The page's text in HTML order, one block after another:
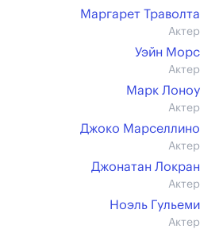
Маргарет Траволта
Актер
Уэйн Морс
Актер
Марк Лоноу
Актер
Джоко Марселлино
Актер
Джонатан Локран
Актер
Ноэль Гульеми
Актер